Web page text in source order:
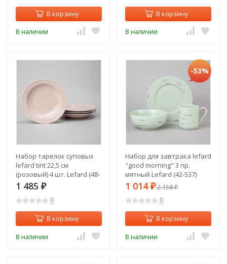
В корзину
В наличии
В корзину
В наличии
Набор тарелок суповых
lefard tint 22,5 см
(розовый) 4 шт. Lefard (48-
872-2)
1 485 ₽
0
В корзину
В наличии
-53%
Набор для завтрака lefard
"good morning" 3 пр.
мятный Lefard (42-537)
1 014 ₽2 158₽
0
В корзину
В наличии